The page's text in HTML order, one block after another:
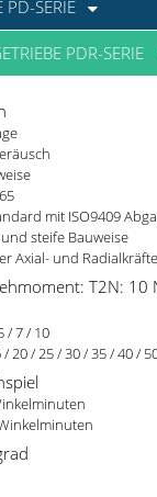
PD-SERIE
PDR-SERIE
mit ISO9409
steife Bauweise
Axial- und
T2N: 10
/ 7 / 10
20 / 25 / 30 / 35 / 40 /